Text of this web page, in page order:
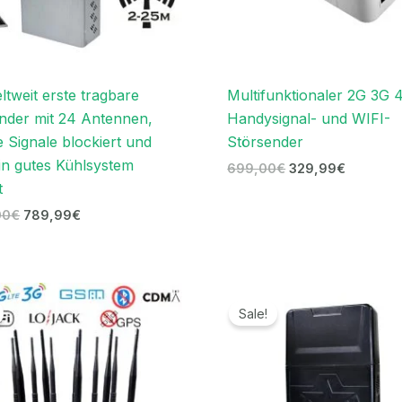
erste tragbare
mit 24 Antennen,
Signale blockiert und
gutes Kühlsystem
€ 789,99€
Multifunktionaler 2G 3G
Handysignal- und WIFI-
Störsender
699,00€ 329,99€
Preisspanne:
679,99€
bis
699,99€
Sale!